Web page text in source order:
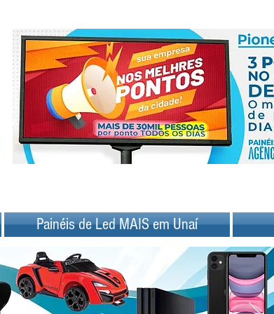
.
.
Painéis de Led MAIS em Unaí